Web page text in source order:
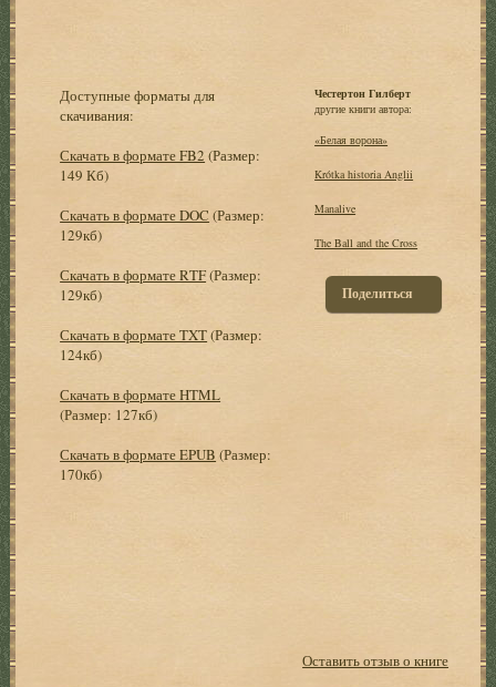
Доступные форматы для
скачивания:
Скачать в формате FB2 (Размер:
149 Кб)
Скачать в формате DOC (Размер:
129кб)
Скачать в формате RTF(Размер:
129кб)
Скачать в формате TXT(Размер:
124кб)
Скачать в формате HTML
(Размер: 127кб)
Скачать в формате EPUB (Размер:
170кб)
Честертон Гилберт
другие книги автора:
«Белая ворона»
Krótka historia Anglii
Manalive
The Ball and the Cross
Поделиться
Оставить отзыв о книге